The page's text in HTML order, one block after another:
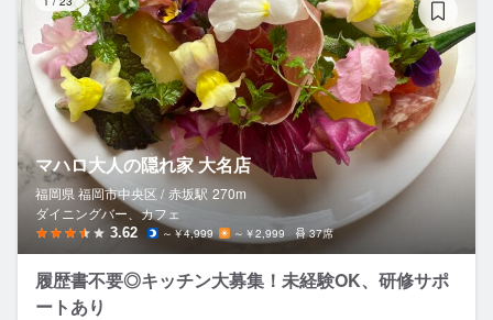
マハロ大人の隠れ家 大名店
福岡県 福岡市中央区 / 赤坂駅 270m
ダイニングバー、カフェ
3.62 ～￥4,999 ～￥2,999 37席
履歴書不要◎キッチン大募集！未経験OK、研修サポ
ートあり